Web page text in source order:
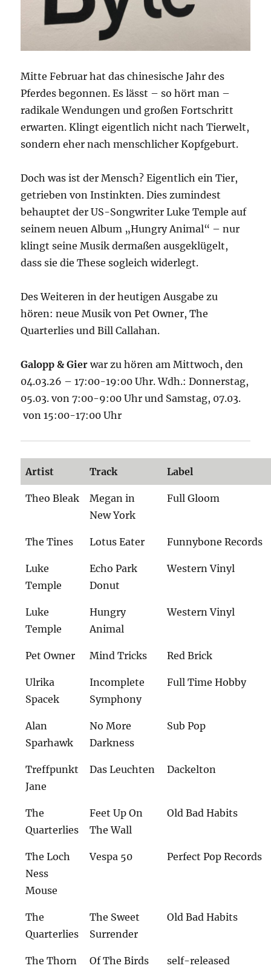
Mitte Februar hat das chinesische Jahr des
Pferdes begonnen. Es lässt – so hört man –
radikale Wendungen und großen Fortschritt
erwarten. Klingt eigentlich nicht nach Tierwelt,
sondern eher nach menschlicher Kopfgeburt.
Doch was ist der Mensch? Eigentlich ein Tier,
getrieben von Instinkten. Dies zumindest
behauptet der US-Songwriter Luke Temple auf
seinem neuen Album „Hungry Animal“ – nur
klingt seine Musik dermaßen ausgeklügelt,
dass sie die These sogleich widerlegt.
Des Weiteren in der heutigen Ausgabe zu
hören: neue Musik von Pet Owner, The
Quarterlies und Bill Callahan.
Galopp & Gier war zu hören am Mittwoch, den
04.03.26 – 17:00-19:00 Uhr. Wdh.: Donnerstag,
05.03. von 7:00-9:00 Uhr und Samstag, 07.03.
von 15:00-17:00 Uhr
Artist Track Label
Theo Bleak
Megan in
New York
Full Gloom
The Tines Lotus Eater Funnybone Records
Luke
Temple
Echo Park
Donut
Western Vinyl
Luke
Temple
Hungry
Animal
Western Vinyl
Pet Owner Mind Tricks Red Brick
Ulrika
Spacek
Incomplete
Symphony
Full Time Hobby
Alan
Sparhawk
No More
Darkness
Sub Pop
Treffpunkt
Jane
Das Leuchten Dackelton
The
Quarterlies
Feet Up On
The Wall
Old Bad Habits
The Loch
Ness
Mouse
Vespa 50 Perfect Pop Records
The
Quarterlies
The Sweet
Surrender
Old Bad Habits
The Thorn Of The Birds self-released